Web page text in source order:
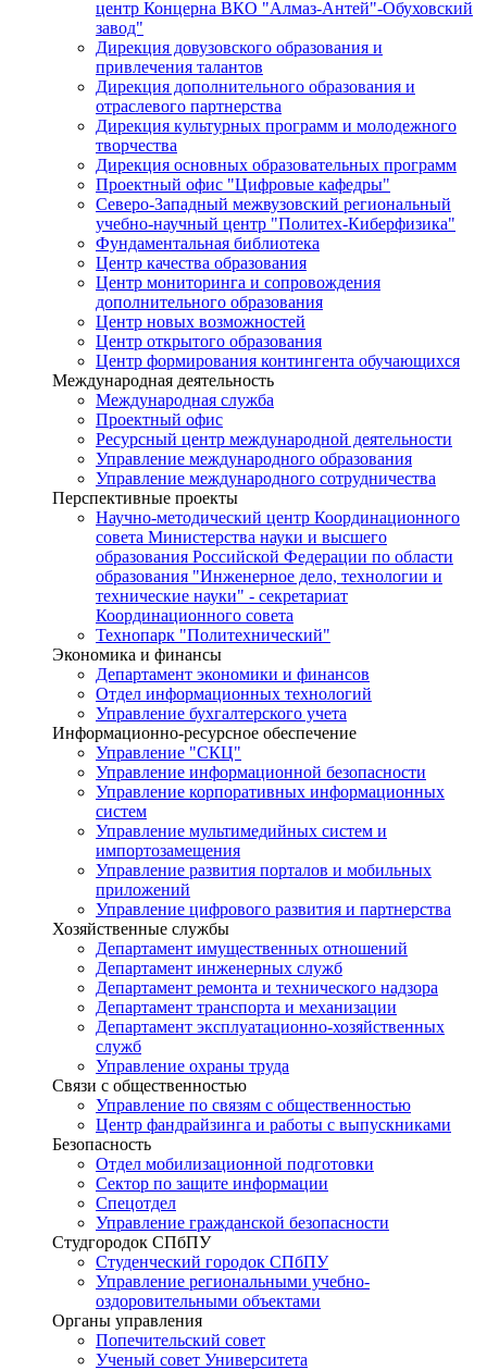
центр Концерна ВКО "Алмаз-Антей"-Обуховский
завод"
Дирекция довузовского образования и
привлечения талантов
Дирекция дополнительного образования и
отраслевого партнерства
Дирекция культурных программ и молодежного
творчества
Дирекция основных образовательных программ
Проектный офис "Цифровые кафедры"
Северо-Западный межвузовский региональный
учебно-научный центр "Политех-Киберфизика"
Фундаментальная библиотека
Центр качества образования
Центр мониторинга и сопровождения
дополнительного образования
Центр новых возможностей
Центр открытого образования
Центр формирования контингента обучающихся
Международная деятельность
Международная служба
Проектный офис
Ресурсный центр международной деятельности
Управление международного образования
Управление международного сотрудничества
Перспективные проекты
Научно-методический центр Координационного
совета Министерства науки и высшего
образования Российской Федерации по области
образования "Инженерное дело, технологии и
технические науки" - секретариат
Координационного совета
Технопарк "Политехнический"
Экономика и финансы
Департамент экономики и финансов
Отдел информационных технологий
Управление бухгалтерского учета
Информационно-ресурсное обеспечение
Управление "СКЦ"
Управление информационной безопасности
Управление корпоративных информационных
систем
Управление мультимедийных систем и
импортозамещения
Управление развития порталов и мобильных
приложений
Управление цифрового развития и партнерства
Хозяйственные службы
Департамент имущественных отношений
Департамент инженерных служб
Департамент ремонта и технического надзора
Департамент транспорта и механизации
Департамент эксплуатационно-хозяйственных
служб
Управление охраны труда
Связи с общественностью
Управление по связям с общественностью
Центр фандрайзинга и работы с выпускниками
Безопасность
Отдел мобилизационной подготовки
Сектор по защите информации
Спецотдел
Управление гражданской безопасности
Студгородок СПбПУ
Студенческий городок СПбПУ
Управление региональными учебно-
оздоровительными объектами
Органы управления
Попечительский совет
Ученый совет Университета